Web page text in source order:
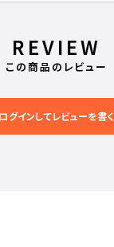
REVIEW
この商品のレビュー
ログインしてレビューを書く